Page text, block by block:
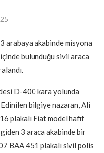
arabaya akabinde misyona
bulunduğu sivil araca
D-400 kara yolunda
bilgiye nazaran, Ali
plakalı Fiat model hafif
3 araca akabinde bir
BAA 451 plakalı sivil polis